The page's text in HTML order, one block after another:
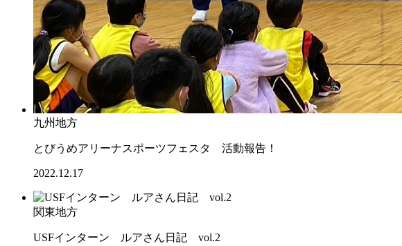
九州地方
とびうめアリーナスポーツフェスタ 活動報告！
2022.12.17
関東地方
USFインターン ルアさん日記 vol.2